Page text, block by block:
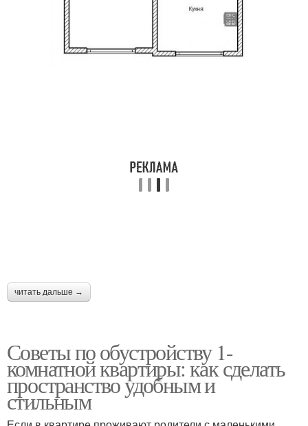
читать дальше →
Советы по обустройству 1-
комнатной квартиры: как сделать
пространство удобным и
стильным